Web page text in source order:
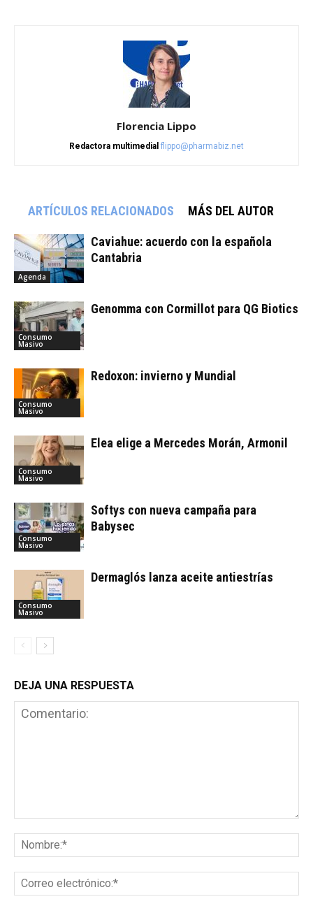
Florencia Lippo
Redactora multimedial flippo@pharmabiz.net
ARTÍCULOS RELACIONADOS MÁS DEL AUTOR
Agenda
Caviahue: acuerdo con la española
Cantabria
Consumo
Masivo
Genomma con Cormillot para QG Biotics
Consumo
Masivo
Redoxon: invierno y Mundial
Consumo
Masivo
Elea elige a Mercedes Morán, Armonil
Consumo
Masivo
Softys con nueva campaña para
Babysec
Consumo
Masivo
Dermaglós lanza aceite antiestrías
DEJA UNA RESPUESTA